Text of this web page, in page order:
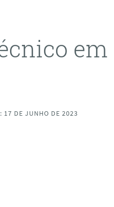
em
17 DE JUNHO DE 2023